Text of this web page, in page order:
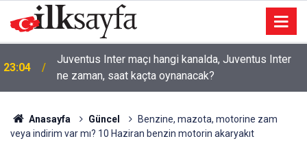
22:14 Tekirdağ’da mezarlıkta bir kişi ölü bulundu
Anasayfa Güncel
Benzine, mazota, motorine zam
veya indirim var mı? 10 Haziran benzin motorin akaryakıt